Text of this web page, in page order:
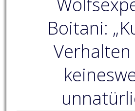
Boitani: